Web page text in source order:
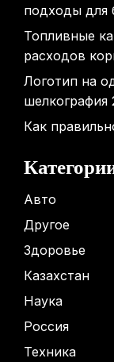
подходы для
Топливные
расходов
Логотип на
шелкография
Как
Авто
Другое
Здоровье
Казахстан
Наука
Россия
Техника